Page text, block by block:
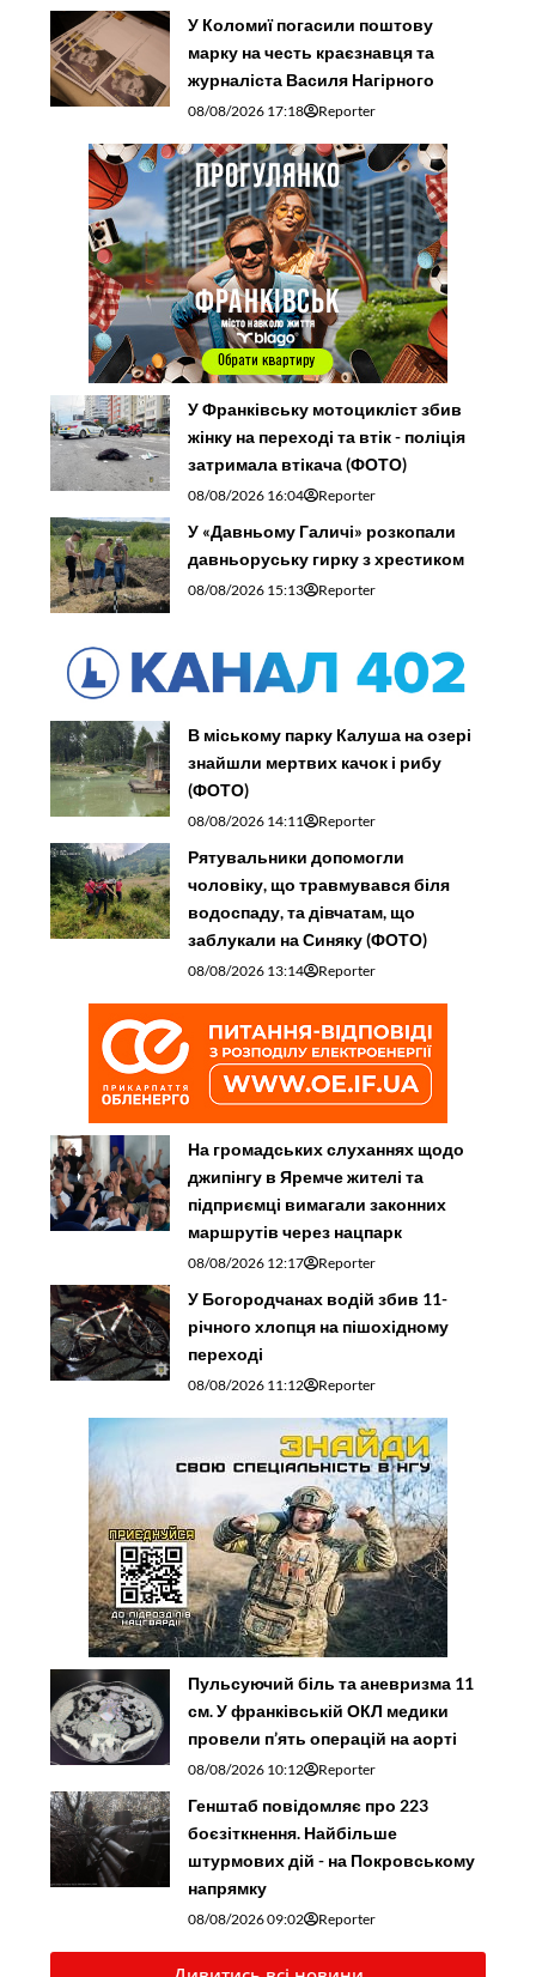
У Коломиї погасили поштову
марку на честь краєзнавця та
журналіста Василя Нагірного
08/08/2026 17:18 Reporter
У Франківську мотоцикліст збив
жінку на переході та втік - поліція
затримала втікача (ФОТО)
08/08/2026 16:04 Reporter
У «Давньому Галичі» розкопали
давньоруську гирку з хрестиком
08/08/2026 15:13 Reporter
В міському парку Калуша на озері
знайшли мертвих качок і рибу
(ФОТО)
08/08/2026 14:11 Reporter
Рятувальники допомогли
чоловіку, що травмувався біля
водоспаду, та дівчатам, що
заблукали на Синяку (ФОТО)
08/08/2026 13:14 Reporter
На громадських слуханнях щодо
джипінгу в Яремче житeлі та
підприємці вимагали законних
маршрутів через нацпарк
08/08/2026 12:17 Reporter
У Богородчанах водій збив 11-
річного хлопця на пішохідному
переході
08/08/2026 11:12 Reporter
Пульсуючий біль та аневризма 11
см. У франківській ОКЛ медики
провели п’ять операцій на аорті
08/08/2026 10:12 Reporter
Генштаб повідомляє про 223
боєзіткнення. Найбільше
штурмових дій - на Покровському
напрямку
08/08/2026 09:02 Reporter